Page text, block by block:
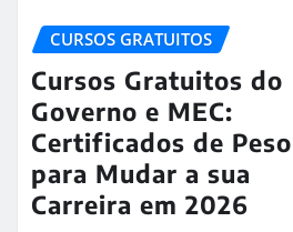
CURSOS GRATUITOS
Cursos Gratuitos do
Governo e MEC:
Certificados de Peso
para Mudar a sua
Carreira em 2026